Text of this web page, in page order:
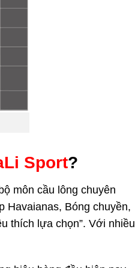
Sport?
môn cầu lông chuyên
Havaianas, Bóng chuyền,
thích lựa chọn”. Với nhiều